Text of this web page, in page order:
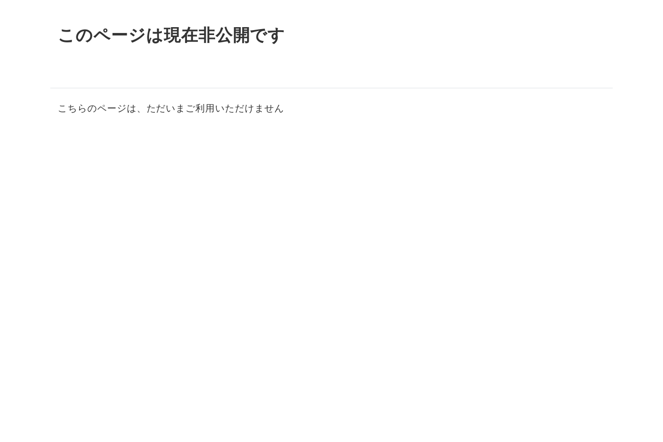
このページは現在非公開です
こちらのページは、ただいまご利用いただけません